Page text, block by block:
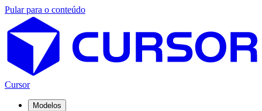
Pular para o conteúdo
Cursor
Modelos